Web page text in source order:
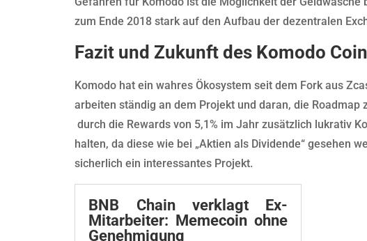
zum Ende 2018 stark auf den Aufbau der dezentralen
Fazit und Zukunft des Komodo Coin
Komodo hat ein wahres Ökosystem seit dem Fork aus
arbeiten ständig an dem Projekt und daran, die Roadmap
durch die Rewards von 5,1% im Jahr zusätzlich lukrativ
halten, da diese wie bei „Aktien als Dividende“ gesehen
sicherlich ein interessantes Projekt.
BNB Chain verklagt Ex-
Mitarbeiter: Memecoin ohne
Genehmigung